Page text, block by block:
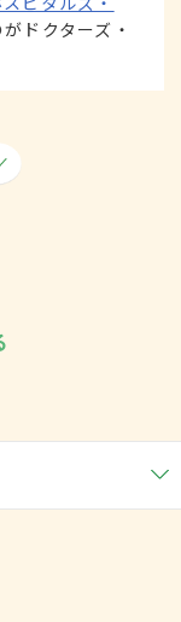
ドクターズ・